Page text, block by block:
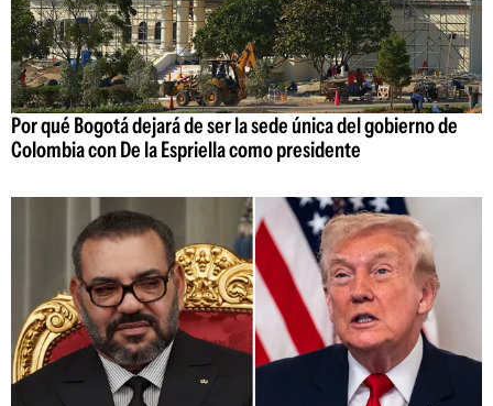
Por qué Bogotá dejará de ser la sede única del gobierno de
Colombia con De la Espriella como presidente